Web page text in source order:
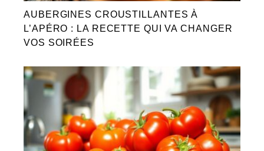
AUBERGINES CROUSTILLANTES À
L’APÉRO : LA RECETTE QUI VA CHANGER
VOS SOIRÉES